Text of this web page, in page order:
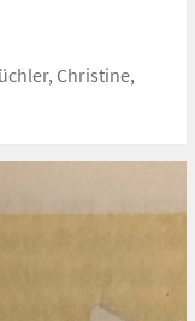
Christine,